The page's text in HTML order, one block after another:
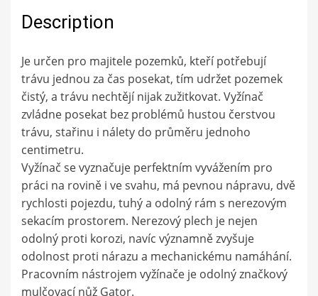
Description
Je určen pro majitele pozemků, kteří potřebují
trávu jednou za čas posekat, tím udržet pozemek
čistý, a trávu nechtějí nijak zužitkovat. Vyžínač
zvládne posekat bez problémů hustou čerstvou
trávu, stařinu i nálety do průměru jednoho
centimetru.
Vyžínač se vyznačuje perfektním vyvážením pro
práci na rovině i ve svahu, má pevnou nápravu, dvě
rychlosti pojezdu, tuhý a odolný rám s nerezovým
sekacím prostorem. Nerezový plech je nejen
odolný proti korozi, navíc významně zvyšuje
odolnost proti nárazu a mechanickému namáhání.
Pracovním nástrojem vyžínače je odolný značkový
mulčovací nůž Gator.